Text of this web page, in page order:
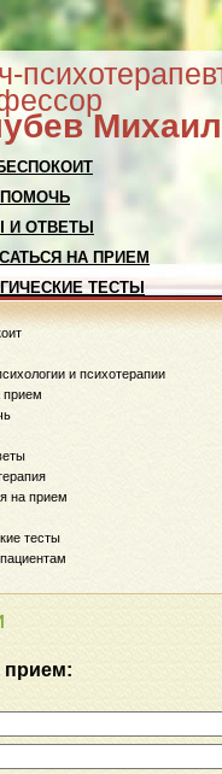
И ОТВЕТЫ
НА ПРИЕМ
ТЕСТЫ
и психотерапии
прием
на прием
тесты
прием: